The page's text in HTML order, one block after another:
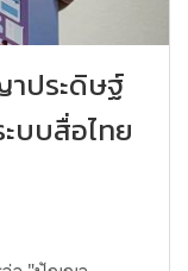
ประดิษฐ์
บบสื่อไทย